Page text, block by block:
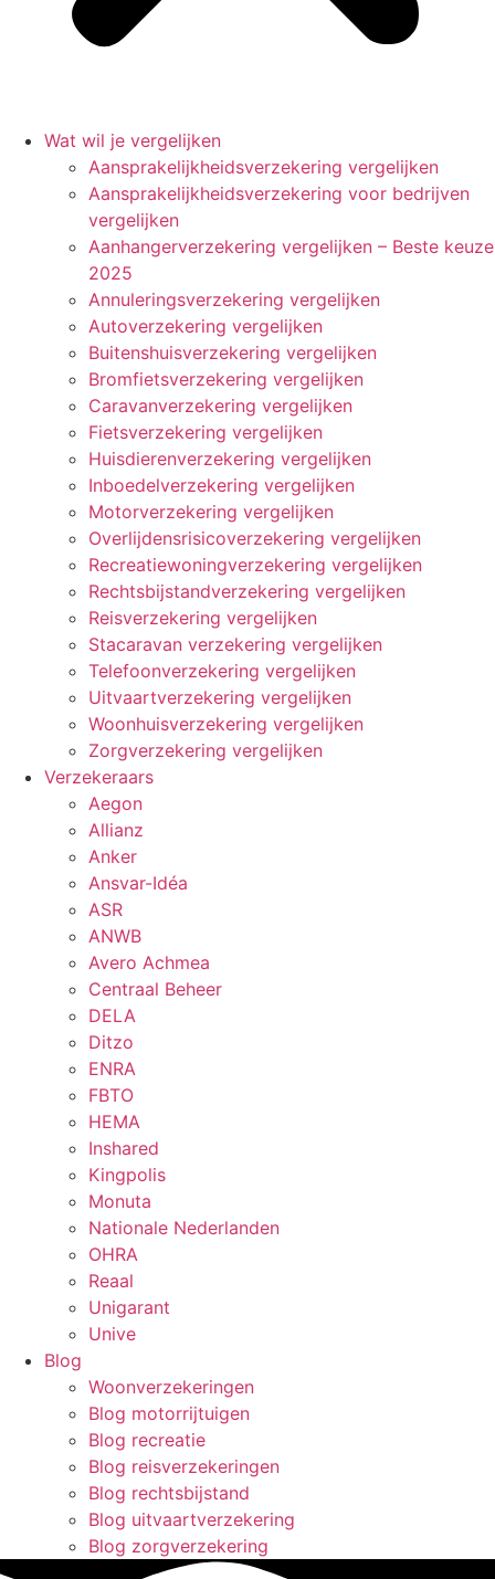
Wat wil je vergelijken
Aansprakelijkheidsverzekering vergelijken
Aansprakelijkheidsverzekering voor bedrijven
vergelijken
Aanhangerverzekering vergelijken – Beste keuze
2025
Annuleringsverzekering vergelijken
Autoverzekering vergelijken
Buitenshuisverzekering vergelijken
Bromfietsverzekering vergelijken
Caravanverzekering vergelijken
Fietsverzekering vergelijken
Huisdierenverzekering vergelijken
Inboedelverzekering vergelijken
Motorverzekering vergelijken
Overlijdensrisicoverzekering vergelijken
Recreatiewoningverzekering vergelijken
Rechtsbijstandverzekering vergelijken
Reisverzekering vergelijken
Stacaravan verzekering vergelijken
Telefoonverzekering vergelijken
Uitvaartverzekering vergelijken
Woonhuisverzekering vergelijken
Zorgverzekering vergelijken
Verzekeraars
Aegon
Allianz
Anker
Ansvar-Idéa
ASR
ANWB
Avero Achmea
Centraal Beheer
DELA
Ditzo
ENRA
FBTO
HEMA
Inshared
Kingpolis
Monuta
Nationale Nederlanden
OHRA
Reaal
Unigarant
Unive
Blog
Woonverzekeringen
Blog motorrijtuigen
Blog recreatie
Blog reisverzekeringen
Blog rechtsbijstand
Blog uitvaartverzekering
Blog zorgverzekering